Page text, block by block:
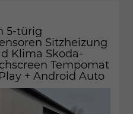
5-türig
Sitzheizung
Klima Skoda-
Tempomat
+ Android Auto